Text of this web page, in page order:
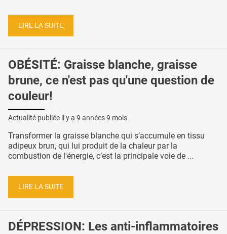
LIRE LA SUITE
OBÉSITÉ: Graisse blanche, graisse
brune, ce n'est pas qu'une question de
couleur!
Actualité publiée il y a 9 années 9 mois
Transformer la graisse blanche qui s’accumule en tissu
adipeux brun, qui lui produit de la chaleur par la
combustion de l'énergie, c’est la principale voie de ...
LIRE LA SUITE
DÉPRESSION: Les anti-inflammatoires